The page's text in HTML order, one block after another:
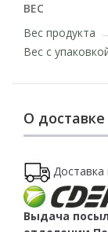
ВЕС
Вес продукта
Вес с
О
Доставка
Выдача